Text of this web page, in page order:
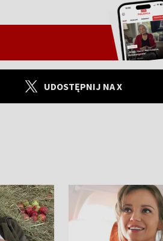
UDOSTĘPNIJ NA X